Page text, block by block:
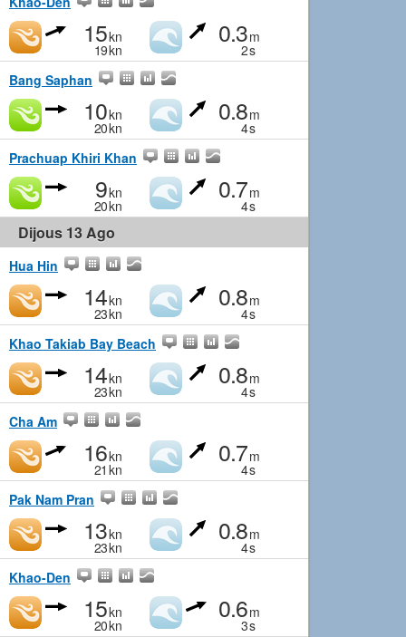
15kn
19kn
0.3m
2s
Bang Saphan
10kn
20kn
0.8m
4s
Prachuap Khiri Khan
9kn
20kn
0.7m
4s
Dijous 13 Ago
Hua Hin
14kn
23kn
0.8m
4s
Khao Takiab Bay Beach
14kn
23kn
0.8m
4s
Cha Am
16kn
21 kn
0.7m
4s
Pak Nam Pran
13kn
23kn
0.8m
4s
Khao-Den
15kn
20kn
0.6m
3s